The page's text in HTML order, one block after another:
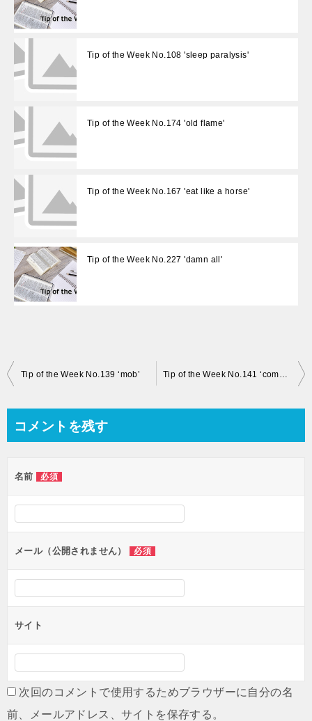
Tip of the Week No.108 'sleep paralysis'
Tip of the Week No.174 'old flame'
Tip of the Week No.167 'eat like a horse'
Tip of the Week No.227 'damn all'
投
ビ
ー
シ
ン
Tip of the Week No.139 ‘mob’ Tip of the Week No.141 ‘come and go’
コメントを残す
名前 必須
メール（公開されません） 必須
サイト
次回のコメントで使用するためブラウザーに自分の名
前、メールアドレス、サイトを保存する。